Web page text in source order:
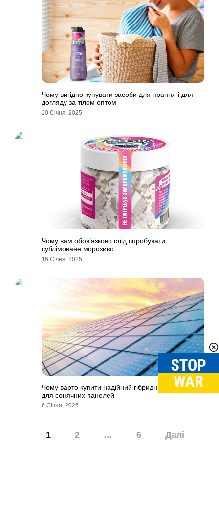
Чому вигідно купувати засоби для прання і для
догляду за тілом оптом
20 Січня, 2025
Чому вам обов’язково слід спробувати
сублімоване морозиво
16 Січня, 2025
Чому варто купити надійний гібридний інвертор
для сонячних панелей
6 Січня, 2025
1 2 … 6 Далі